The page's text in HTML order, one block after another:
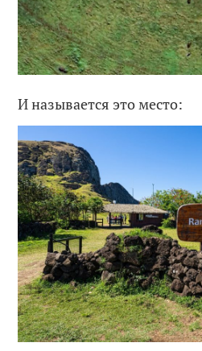
И называется это место: